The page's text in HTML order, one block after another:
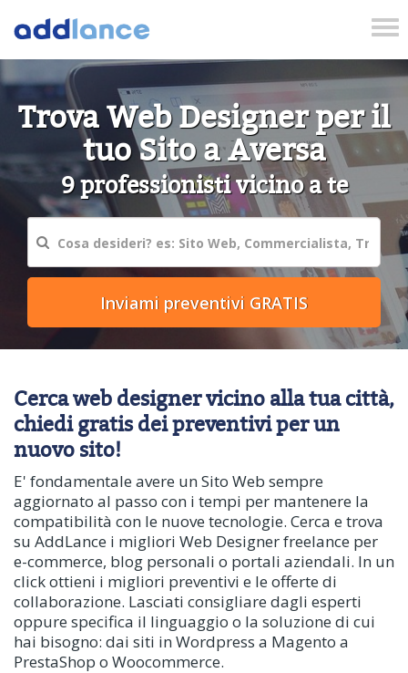
Trova Web Designer per il
tuo Sito a Aversa
9 professionisti vicino a te
Cerca web designer vicino alla tua città,
chiedi gratis dei preventivi per un
nuovo sito!
E' fondamentale avere un Sito Web sempre
aggiornato al passo con i tempi per mantenere la
compatibilità con le nuove tecnologie. Cerca e trova
su AddLance i migliori Web Designer freelance per
e-commerce, blog personali o portali aziendali. In un
click ottieni i migliori preventivi e le offerte di
collaborazione. Lasciati consigliare dagli esperti
oppure specifica il linguaggio o la soluzione di cui
hai bisogno: dai siti in Wordpress a Magento a
PrestaShop o Woocommerce.